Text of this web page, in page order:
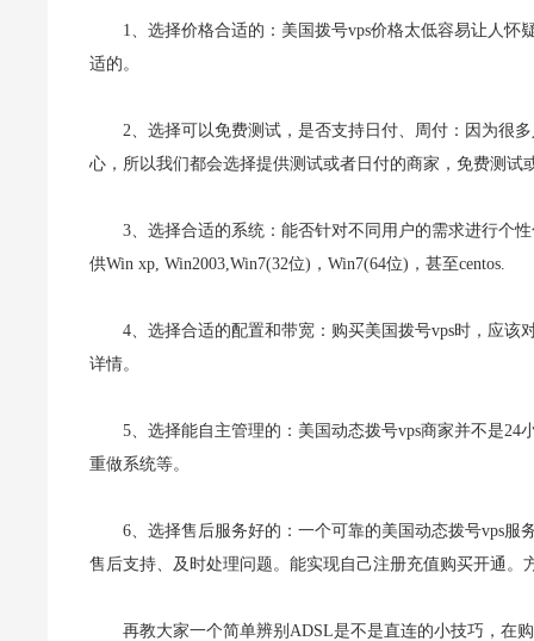
1、选择价格合适的：美国拨号vps价格太低容易让人
适的。
2、选择可以免费测试，是否支持日付、周付：因为很
心，所以我们都会选择提供测试或者日付的商家，免费测
3、选择合适的系统：能否针对不同用户的需求进行个
供Win xp, Win2003,Win7(32位)，Win7(64位)，甚至centos.
4、选择合适的配置和带宽：购买美国拨号vps时，应
详情。
5、选择能自主管理的：美国动态拨号vps商家并不是
重做系统等。
6、选择售后服务好的：一个可靠的美国动态拨号vps
售后支持、及时处理问题。能实现自己注册充值购买开通。
再教大家一个简单辨别ADSL是不是直连的小技巧，在